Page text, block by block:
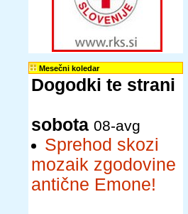
Mesečni koledar
Dogodki te strani
sobota 08-avg
Sprehod skozi
mozaik zgodovine
antične Emone!